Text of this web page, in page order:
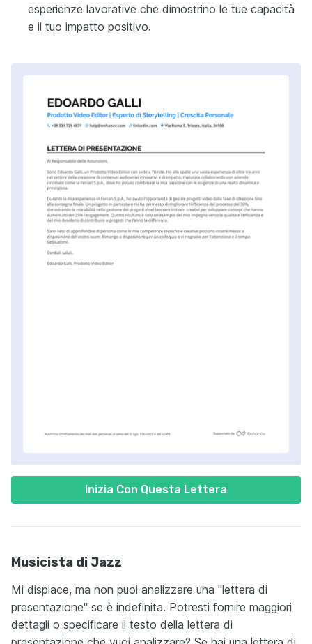
Inizia Con Questa Lettera
esperienze lavorative che dimostrino le tue capacità
e il tuo impatto positivo.
Musicista di Jazz
Mi dispiace, ma non puoi analizzare una "lettera di
presentazione" se è indefinita. Potresti fornire maggiori
dettagli o specificare il testo della lettera di